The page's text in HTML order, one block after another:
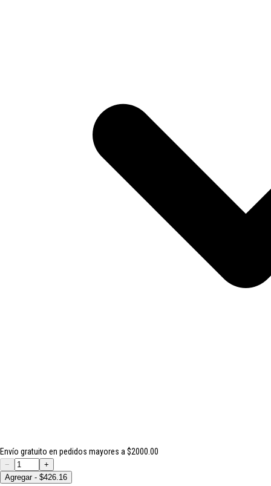
Envío gratuito en pedidos mayores a $2000.00
−
+
Agregar - $426.16